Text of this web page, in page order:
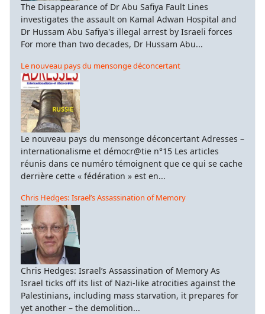
The Disappearance of Dr Abu Safiya Fault Lines
investigates the assault on Kamal Adwan Hospital and
Dr Hussam Abu Safiya's illegal arrest by Israeli forces
For more than two decades, Dr Hussam Abu...
Le nouveau pays du mensonge déconcertant
Le nouveau pays du mensonge déconcertant Adresses –
internationalisme et démocr@tie n°15 Les articles
réunis dans ce numéro témoignent que ce qui se cache
derrière cette « fédération » est en...
Chris Hedges: Israel’s Assassination of Memory
Chris Hedges: Israel’s Assassination of Memory As
Israel ticks off its list of Nazi-like atrocities against the
Palestinians, including mass starvation, it prepares for
yet another – the demolition...